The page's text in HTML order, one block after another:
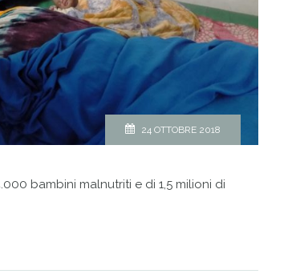
24 OTTOBRE 2018
bambini malnutriti e di 1,5 milioni di